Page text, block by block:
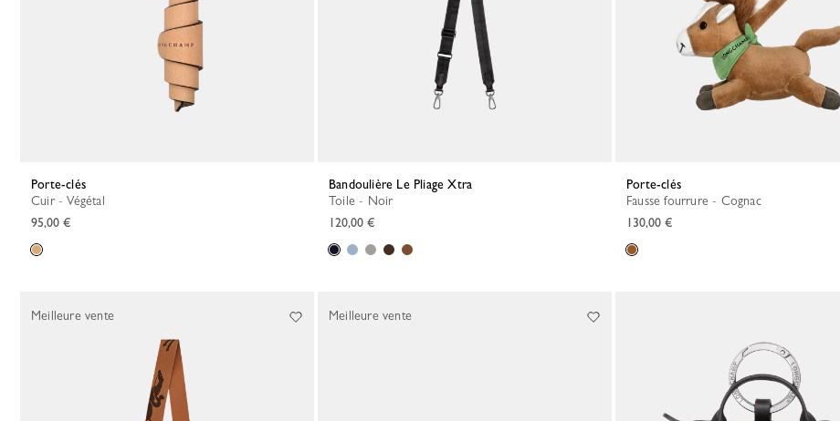
Porte-clés
Cuir - Végétal
95,00 €
Bandoulière Le Pliage Xtra
Toile - Noir
120,00 €
Porte-clés
Fausse fourrure - Cognac
130,00 €
Meilleure vente Meilleure vente